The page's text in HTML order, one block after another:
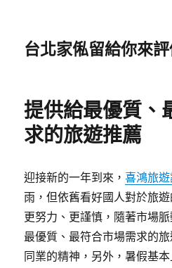
台北家俬留給你來
提供給最優質、
求的旅遊推薦
迎接新的一年到來，喜鴻旅
雨，但依舊看好國人對於旅
更努力、更謹慎，隨著市場
最優質、最符合市場需求的
同業的精神，另外，暑假基